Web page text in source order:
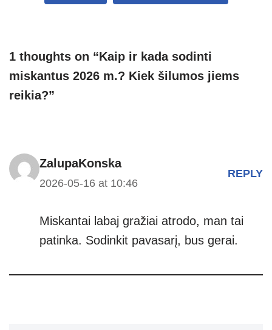
p
a
n
er
1 thoughts on “Kaip ir kada sodinti
miskantus 2026 m.? Kiek šilumos jiems
reikia?”
ZalupaKonska
2026-05-16 at 10:46
REPLY
Miskantai labaj gražiai atrodo, man tai
patinka. Sodinkit pavasarį, bus gerai.